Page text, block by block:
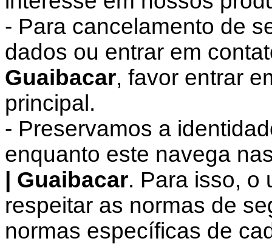
- Para cancelamento de
dados ou entrar em
Guaibacar, favor entrar
principal.
- Preservamos a
enquanto este navega
| Guaibacar. Para isso, o
respeitar as normas de
normas específicas de